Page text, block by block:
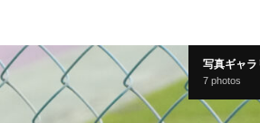
写真ギャラ
7 photos